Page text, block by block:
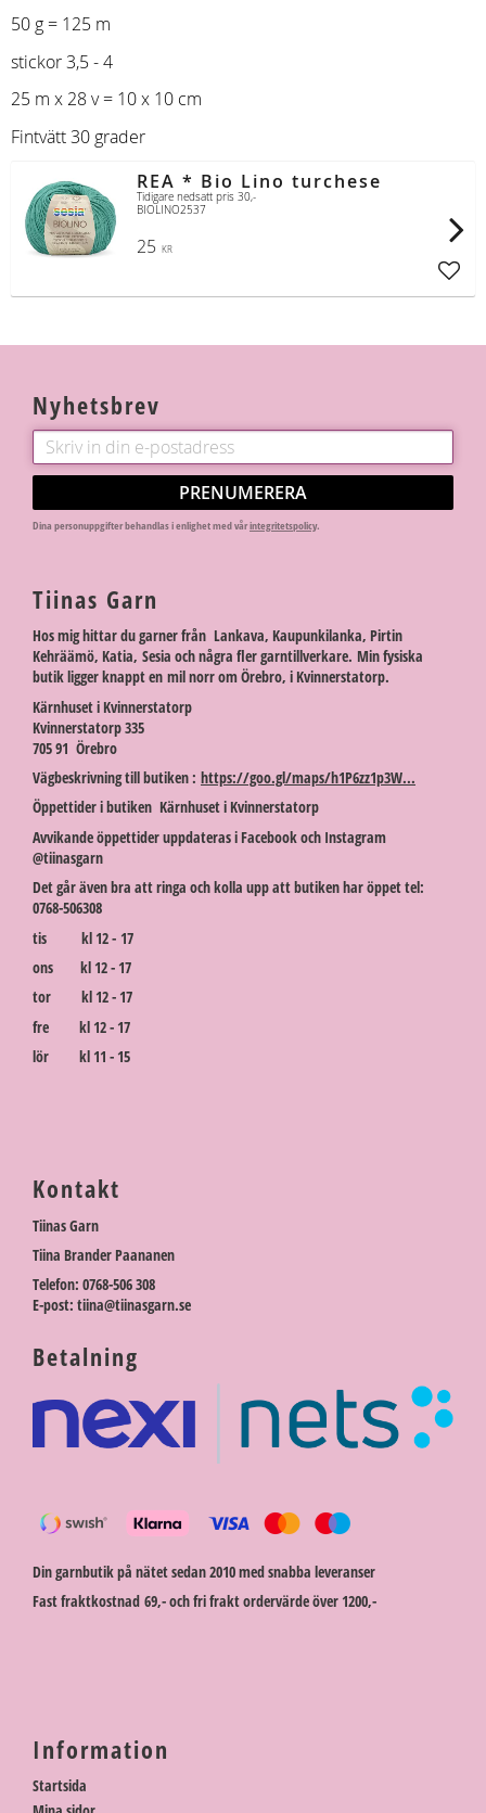
50 g = 125 m
stickor 3,5 - 4
25 m x 28 v = 10 x 10 cm
Fintvätt 30 grader
REA * Bio Lino turchese
Tidigare nedsatt pris 30,-
BIOLINO2537
25 KR
Nyhetsbrev
PRENUMERERA
Dina personuppgifter behandlas i enlighet med vårintegritetspolicy.
Tiinas Garn
Hos mig hittar du garner från Lankava, Kaupunkilanka, Pirtin
Kehräämö, Katia, Sesia och några fler garntillverkare. Min fysiska
butik ligger knappt en mil norr om Örebro, i Kvinnerstatorp.
Kärnhuset i Kvinnerstatorp
Kvinnerstatorp 335
705 91 Örebro
Vägbeskrivning till butiken : https://goo.gl/maps/h1P6zz1p3W...
Öppettider i butiken Kärnhuset i Kvinnerstatorp
Avvikande öppettider uppdateras i Facebook och Instagram
@tiinasgarn
Det går även bra att ringa och kolla upp att butiken har öppet tel:
0768-506308
tis kl 12 - 17
ons kl 12 - 17
tor kl 12 - 17
fre kl 12 - 17
lör kl 11 - 15
Kontakt
Tiinas Garn
Tiina Brander Paananen
Telefon: 0768-506 308
E-post: tiina@tiinasgarn.se
Betalning
Din garnbutik på nätet sedan 2010 med snabba leveranser
Fast fraktkostnad 69,- och fri frakt ordervärde över 1200,-
Information
Startsida